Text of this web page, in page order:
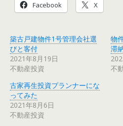
Facebook X
築古戸建物件1号管理会社選
びと客付
2021年8月19日
不動産投資
物
滞
不
古家再生投資プランナーにな
ってみた
2021年8月6日
不動産投資